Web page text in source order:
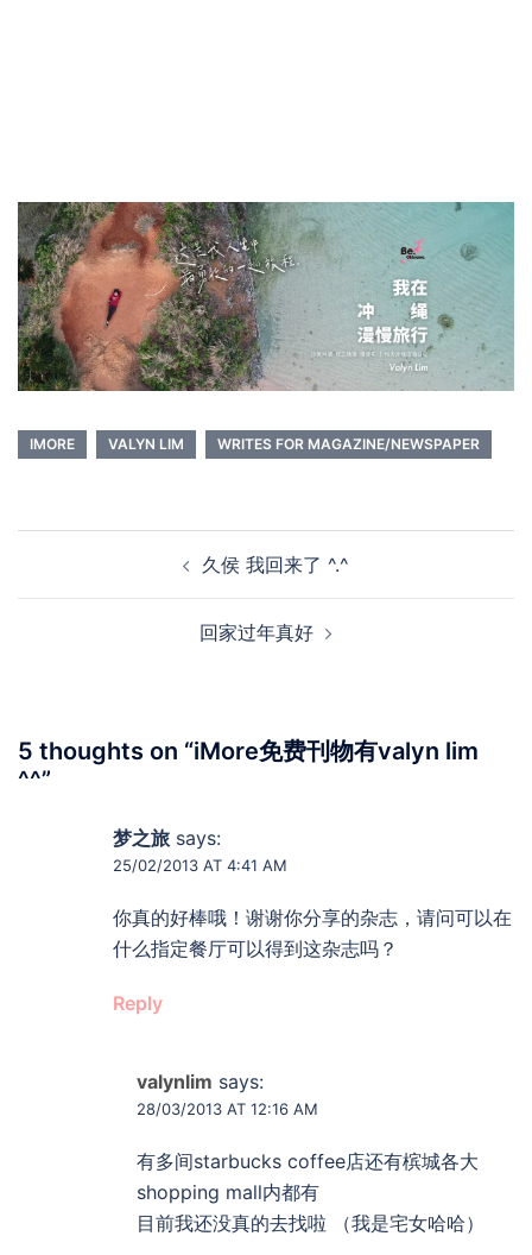
IMORE VALYN LIM WRITES FOR MAGAZINE/NEWSPAPER
久侯 我回来了 ^.^
回家过年真好
5 thoughts on “iMore免费刊物有valyn lim
^^”
梦之旅 says:
25/02/2013 AT 4:41 AM
你真的好棒哦！谢谢你分享的杂志，请问可以在
什么指定餐厅可以得到这杂志吗？
Reply
valynlim says:
28/03/2013 AT 12:16 AM
有多间starbucks coffee店还有槟城各大
shopping mall内都有
目前我还没真的去找啦 （我是宅女哈哈）